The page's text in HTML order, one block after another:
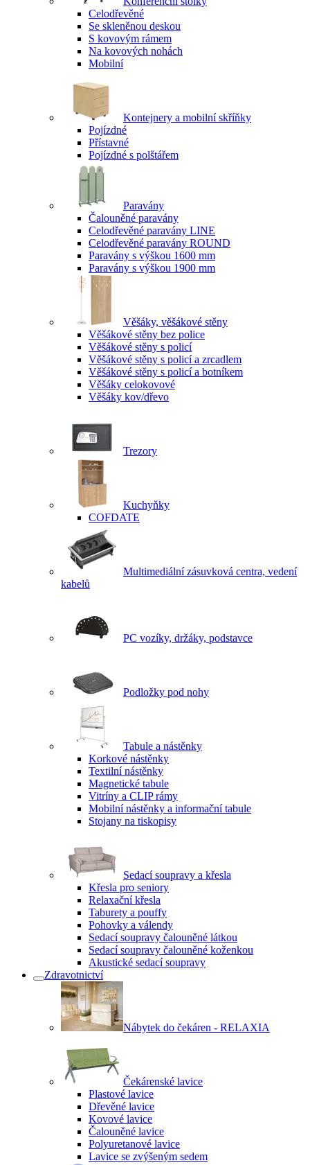
Celodřevěné
Se skleněnou deskou
S kovovým rámem
Na kovových nohách
Mobilní
Kontejnery a mobilní skříňky
Pojízdné
Přístavné
Pojízdné s polštářem
Paravány
Čalouněné paravány
Celodřevěné paravány LINE
Celodřevěné paravány ROUND
Paravány s výškou 1600 mm
Paravány s výškou 1900 mm
Věšáky, věšákové stěny
Věšákové stěny bez police
Věšákové stěny s policí
Věšákové stěny s policí a zrcadlem
Věšákové stěny s policí a botníkem
Věšáky celokovové
Věšáky kov/dřevo
Trezory
Kuchyňky
COFDATE
Multimediální zásuvková centra, vedení
kabelů
PC vozíky, držáky, podstavce
Podložky pod nohy
Tabule a nástěnky
Korkové nástěnky
Textilní nástěnky
Magnetické tabule
Vitríny a CLIP rámy
Mobilní nástěnky a informační tabule
Stojany na tiskopisy
Sedací soupravy a křesla
Křesla pro seniory
Relaxační křesla
Taburety a pouffy
Pohovky a válendy
Sedací soupravy čalouněné látkou
Sedací soupravy čalouněné koženkou
Akustické sedací soupravy
Zdravotnictví
Nábytek do čekáren - RELAXIA
Čekárenské lavice
Plastové lavice
Dřevěné lavice
Kovové lavice
Čalouněné lavice
Polyuretanové lavice
Lavice se zvýšeným sedem